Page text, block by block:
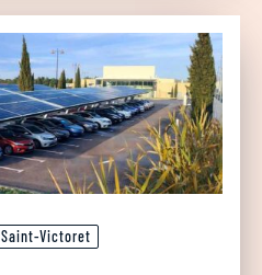
Saint-Victoret